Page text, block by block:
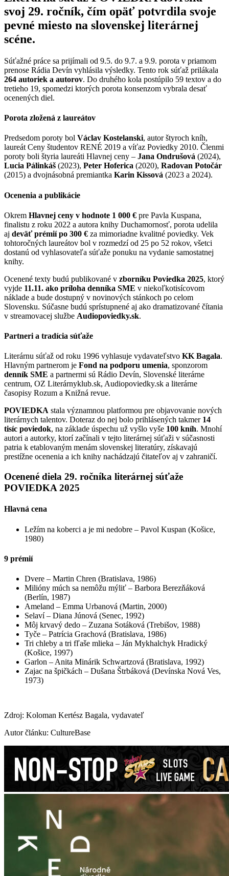
svoj 29. ročník, čím opäť potvrdila svoje
pevné miesto na slovenskej literárnej
scéne.
Súťažné práce sa prijímali od 9.5. do 9.7. a 9.9. porota v priamom
prenose Rádia Devín vyhlásila výsledky. Tento rok súťaž prilákala
264 autoriek a autorov. Do druhého kola postúpilo 59 textov a do
tretieho 19, spomedzi ktorých porota konsenzom vybrala desať
ocenených diel.
Porota zložená z laureátov
Predsedom poroty bol Václav Kostelanski, autor štyroch kníh,
laureát Ceny študentov RENÉ 2019 a víťaz Poviedky 2010. Členmi
poroty boli štyria laureáti Hlavnej ceny – Jana Ondrušová (2024),
Lucia Pálinkáš (2023), Peter Hoferica (2020), Radovan Potočár
(2015) a dvojnásobná premiantka Karin Kissová (2023 a 2024).
Ocenenia a publikácie
Okrem Hlavnej ceny v hodnote 1 000 € pre Pavla Kuspana,
finalistu z roku 2022 a autora knihy Duchamornosť, porota udelila
aj deväť prémií po 300 € za mimoriadne kvalitné poviedky. Vek
tohtoročných laureátov bol v rozmedzí od 25 po 52 rokov, všetci
dostanú od vyhlasovateľa súťaže ponuku na vydanie samostatnej
knihy.
Ocenené texty budú publikované v zborníku Poviedka 2025, ktorý
vyjde 11.11. ako príloha denníka SME v niekoľkotisícovom
náklade a bude dostupný v novinových stánkoch po celom
Slovensku. Súčasne budú sprístupnené aj ako dramatizované čítania
v streamovacej službe Audiopoviedky.sk.
Partneri a tradícia súťaže
Literárnu súťaž od roku 1996 vyhlasuje vydavateľstvo KK Bagala.
Hlavným partnerom je Fond na podporu umenia, sponzorom
denník SME a partnermi sú Rádio Devín, Slovenské literárne
centrum, OZ Literárnyklub.sk, Audiopoviedky.sk a literárne
časopisy Rozum a Knižná revue.
POVIEDKA stala významnou platformou pre objavovanie nových
literárnych talentov. Doteraz do nej bolo prihlásených takmer 14
tisíc poviedok, na základe úspechu už vyšlo vyše 100 kníh. Mnohí
autori a autorky, ktorí začínali v tejto literárnej súťaži v súčasnosti
patria k etablovaným menám slovenskej literatúry, získavajú
prestížne ocenenia a ich knihy nachádzajú čitateľov aj v zahraničí.
Ocenené diela 29. ročníka literárnej súťaže
POVIEDKA 2025
Hlavná cena
Ležím na koberci a je mi nedobre – Pavol Kuspan (Košice,
1980)
9 prémií
Dvere – Martin Chren (Bratislava, 1986)
Milióny múch sa nemôžu mýliť – Barbora Berezňáková
(Berlín, 1987)
Ameland – Emma Urbanová (Martin, 2000)
Selaví – Diana Júnová (Senec, 1992)
Môj krvavý dedo – Zuzana Sotáková (Trebišov, 1988)
Tyče – Patrícia Grachová (Bratislava, 1986)
Tri chleby a tri fľaše mlieka – Ján Mykhalchyk Hradický
(Košice, 1997)
Garlon – Anita Minárik Schwartzová (Bratislava, 1992)
Zajac na špičkách – Dušana Štrbáková (Devínska Nová Ves,
1973)
Zdroj: Koloman Kertész Bagala, vydavateľ
Autor článku: CultureBase